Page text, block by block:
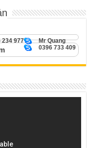
Mr Quang
234 977
0396 733 409